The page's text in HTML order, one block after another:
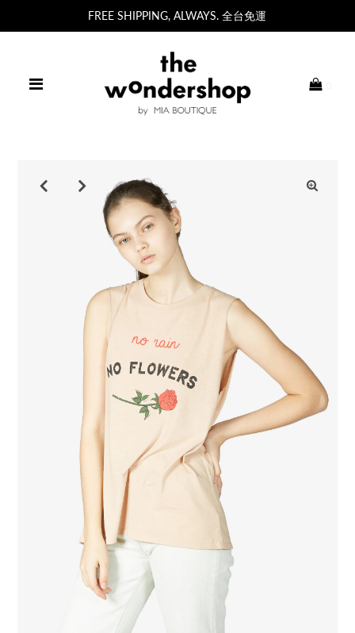
FREE SHIPPING, ALWAYS. 全台免運